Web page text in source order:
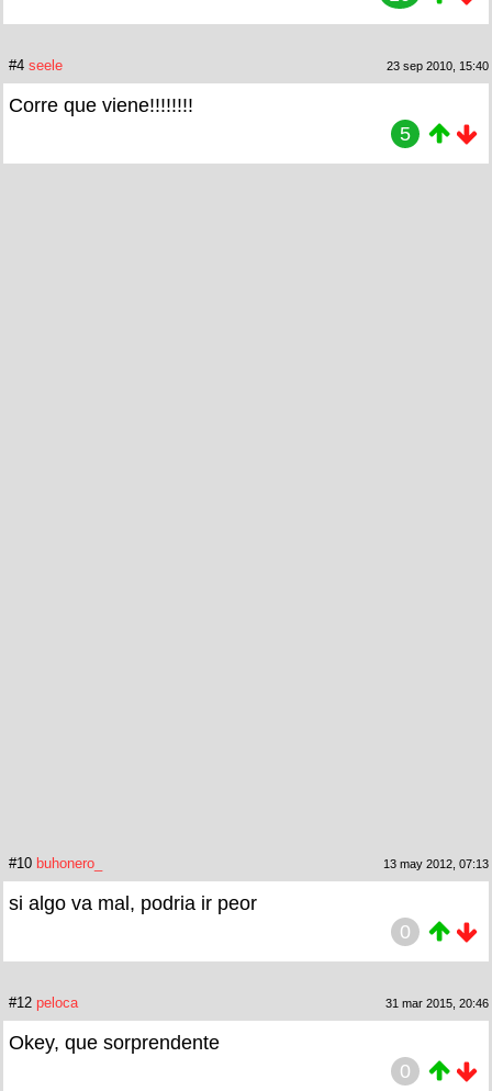
#4 seele 23 sep 2010, 15:40
Corre que viene!!!!!!!!
5
#10 buhonero_ 13 may 2012, 07:13
si algo va mal, podria ir peor
0
#12 peloca 31 mar 2015, 20:46
Okey, que sorprendente
0